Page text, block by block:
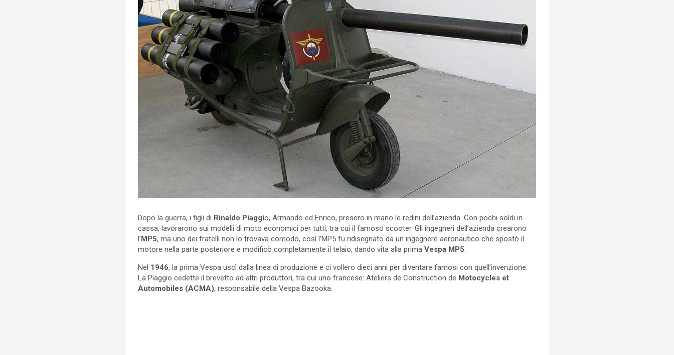
Dopo la guerra, i figli di Rinaldo Piaggio, Armando ed Enrico, presero in mano le redini dell’azienda. Con pochi soldi in
cassa, lavorarono sui modelli di moto economici per tutti, tra cui il famoso scooter. Gli ingegneri dell’azienda crearono
l’MP5, ma uno dei fratelli non lo trovava comodo, così l’MP5 fu ridisegnato da un ingegnere aeronautico che spostò il
motore nella parte posteriore e modificò completamente il telaio, dando vita alla primaVespa MP5.
Nel 1946, la prima Vespa uscì dalla linea di produzione e ci vollero dieci anni per diventare famosi con quell’invenzione.
La Piaggio cedette il brevetto ad altri produttori, tra cui uno francese: Ateliers de Construction de Motocycles et
Automobiles (ACMA), responsabile della Vespa Bazooka.